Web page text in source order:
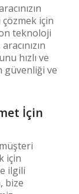
için
teknoloji
hızlı ve
güvenliği ve
İçin
için
ilgili
bize